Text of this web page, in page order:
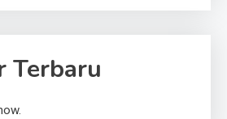
Terbaru